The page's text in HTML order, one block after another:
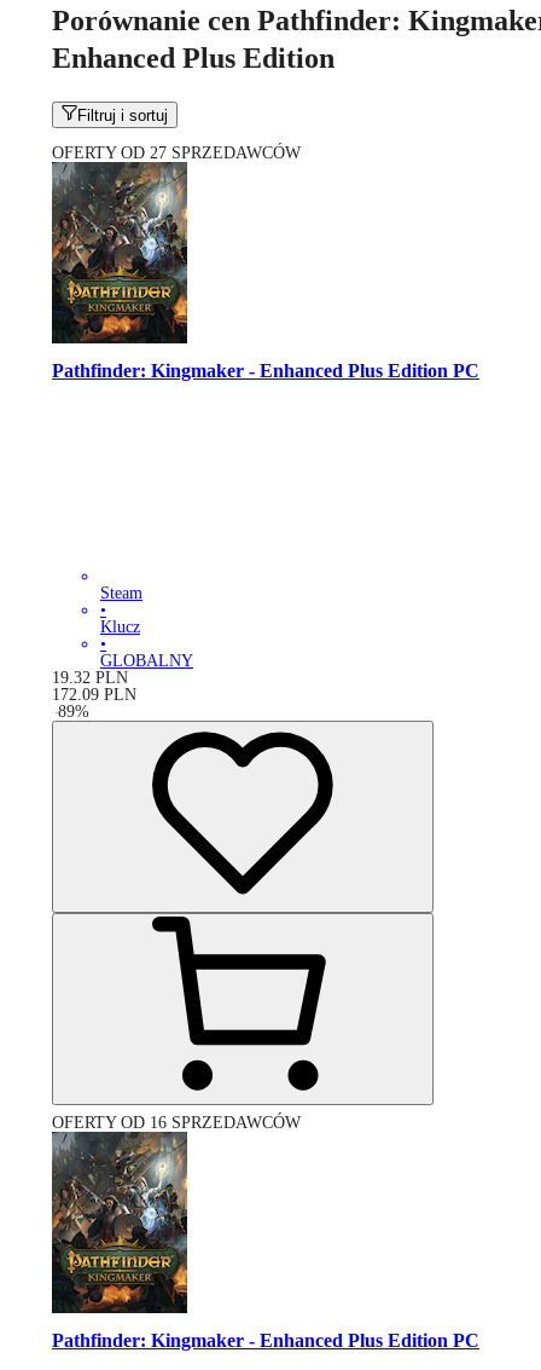
Porównanie cen Pathfinder:
Enhanced Plus Edition
Filtruj i sortuj
OFERTY OD 27 SPRZEDAWCÓW
Pathfinder: Kingmaker - Enhanced Plus Edition PC
Steam
•
Klucz
•
GLOBALNY
19.32 PLN
172.09 PLN
-89%
OFERTY OD 16 SPRZEDAWCÓW
Pathfinder: Kingmaker - Enhanced Plus Edition PC